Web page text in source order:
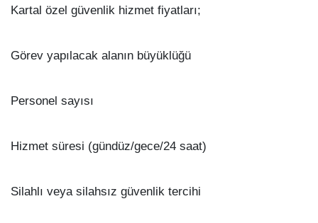
Kartal özel güvenlik hizmet fiyatları;
Görev yapılacak alanın büyüklüğü
Personel sayısı
Hizmet süresi (gündüz/gece/24 saat)
Silahlı veya silahsız güvenlik tercihi